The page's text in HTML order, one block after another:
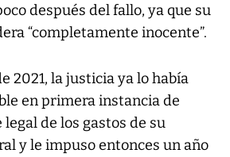
después del fallo, ya que su
“completamente inocente”.
2021, la justicia ya lo había
en primera instancia de
de los gastos de su
y le impuso entonces un año